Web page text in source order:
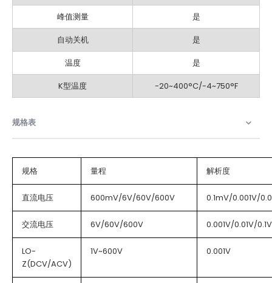
峰值测量
是
自动关机
是
温度
是
K型温度
-20~400°C/-4~750°F
规格表​
规格 量程 解析度
直流电压 600mV/6V/60V/600V 0.1mV/0.001V/
交流电压 6V/60V/600V 0.001V/0.01V/0.1V
LO-
Z(DCV/ACV)
1V~600V 0.001V